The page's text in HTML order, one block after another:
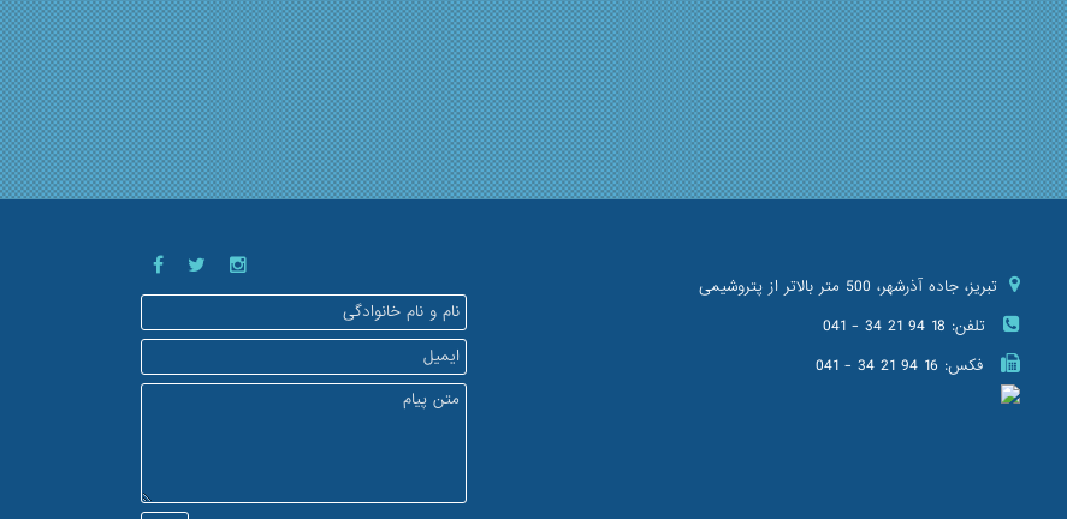
تبریز، جاده آذرشهر، 500 متر بالاتر از پتروشیمی
تلفن: 041 - 34 21 94 18
فکس: 041 - 34 21 94 16